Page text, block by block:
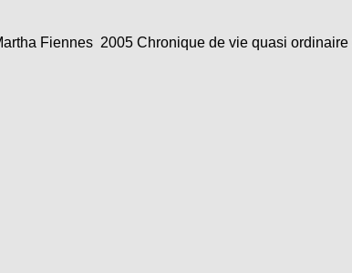
Fiennes 2005 Chronique de vie quasi